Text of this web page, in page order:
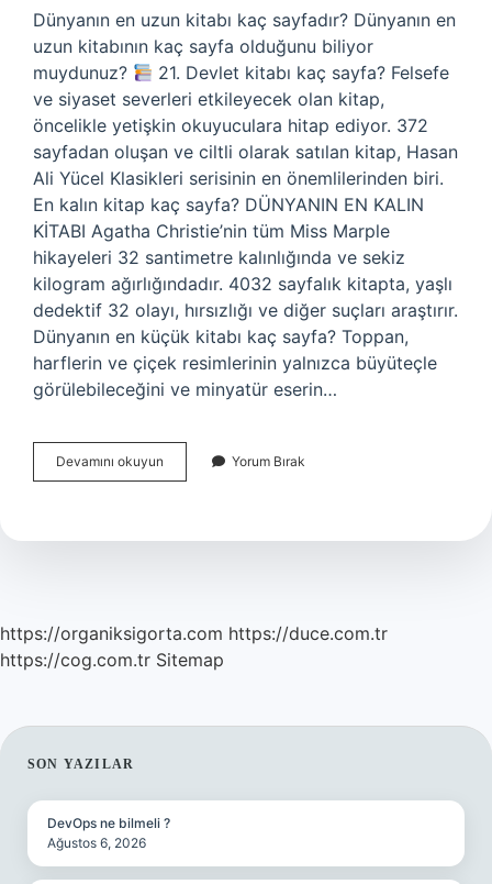
Dünyanın en uzun kitabı kaç sayfadır? Dünyanın en
uzun kitabının kaç sayfa olduğunu biliyor
muydunuz?
21. Devlet kitabı kaç sayfa? Felsefe
ve siyaset severleri etkileyecek olan kitap,
öncelikle yetişkin okuyuculara hitap ediyor. 372
sayfadan oluşan ve ciltli olarak satılan kitap, Hasan
Ali Yücel Klasikleri serisinin en önemlilerinden biri.
En kalın kitap kaç sayfa? DÜNYANIN EN KALIN
KİTABI Agatha Christie’nin tüm Miss Marple
hikayeleri 32 santimetre kalınlığında ve sekiz
kilogram ağırlığındadır. 4032 sayfalık kitapta, yaşlı
dedektif 32 olayı, hırsızlığı ve diğer suçları araştırır.
Dünyanın en küçük kitabı kaç sayfa? Toppan,
harflerin ve çiçek resimlerinin yalnızca büyüteçle
görülebileceğini ve minyatür eserin…
Devamını okuyun
Devlet
Sayfa
Yorum Bırak
https://organiksigorta.com https://duce.com.tr
https://cog.com.tr Sitemap
SIDEBAR
SON YAZILAR
DevOps ne bilmeli ?
Ağustos 6, 2026